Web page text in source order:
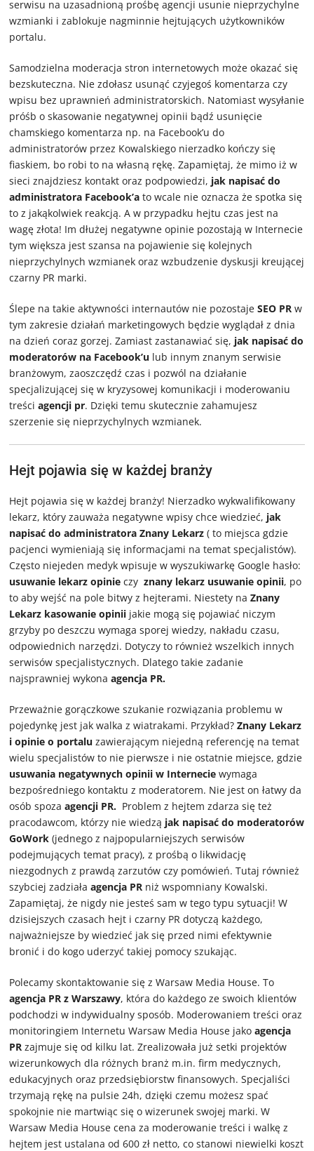
serwisu na uzasadnioną prośbę agencji usunie nieprzychylne
wzmianki i zablokuje nagminnie hejtujących użytkowników
portalu.
Samodzielna moderacja stron internetowych może okazać się
bezskuteczna. Nie zdołasz usunąć czyjegoś komentarza czy
wpisu bez uprawnień administratorskich. Natomiast wysyłanie
próśb o skasowanie negatywnej opinii bądź usunięcie
chamskiego komentarza np. na Facebook’u do
administratorów przez Kowalskiego nierzadko kończy się
fiaskiem, bo robi to na własną rękę. Zapamiętaj, że mimo iż w
sieci znajdziesz kontakt oraz podpowiedzi, jak napisać do
administratora Facebook’a to wcale nie oznacza że spotka się
to z jakąkolwiek reakcją. A w przypadku hejtu czas jest na
wagę złota! Im dłużej negatywne opinie pozostają w Internecie
tym większa jest szansa na pojawienie się kolejnych
nieprzychylnych wzmianek oraz wzbudzenie dyskusji kreującej
czarny PR marki.
Ślepe na takie aktywności internautów nie pozostajeSEO PR w
tym zakresie działań marketingowych będzie wyglądał z dnia
na dzień coraz gorzej. Zamiast zastanawiać się, jak napisać do
moderatorów na Facebook’u lub innym znanym serwisie
branżowym, zaoszczędź czas i pozwól na działanie
specjalizującej się w kryzysowej komunikacji i moderowaniu
treściagencji pr. Dzięki temu skutecznie zahamujesz
szerzenie się nieprzychylnych wzmianek.
Hejt pojawia się w każdej branży
Hejt pojawia się w każdej branży! Nierzadko wykwalifikowany
lekarz, który zauważa negatywne wpisy chce wiedzieć, jak
napisać do administratora Znany Lekarz ( to miejsca gdzie
pacjenci wymieniają się informacjami na temat specjalistów).
Często niejeden medyk wpisuje w wyszukiwarkę Google hasło:
usuwanie lekarz opinie czyznany lekarz usuwanie opinii, po
to aby wejść na pole bitwy z hejterami. Niestety naZnany
Lekarz kasowanie opinii jakie mogą się pojawiać niczym
grzyby po deszczu wymaga sporej wiedzy, nakładu czasu,
odpowiednich narzędzi. Dotyczy to również wszelkich innych
serwisów specjalistycznych. Dlatego takie zadanie
najsprawniej wykonaagencja PR.
Przeważnie gorączkowe szukanie rozwiązania problemu w
pojedynkę jest jak walka z wiatrakami. Przykład?Znany Lekarz
i opinie o portalu zawierającym niejedną referencję na temat
wielu specjalistów to nie pierwsze i nie ostatnie miejsce, gdzie
usuwania negatywnych opinii w Internecie wymaga
bezpośredniego kontaktu z moderatorem. Nie jest on łatwy da
osób spozaagencji PR. Problem z hejtem zdarza się też
pracodawcom, którzy nie wiedzą jak napisać do moderatorów
GoWork (jednego z najpopularniejszych serwisów
podejmujących temat pracy), z prośbą o likwidację
niezgodnych z prawdą zarzutów czy pomówień. Tutaj również
szybciej zadziałaagencja PR niż wspomniany Kowalski.
Zapamiętaj, że nigdy nie jesteś sam w tego typu sytuacji! W
dzisiejszych czasach hejt i czarny PR dotyczą każdego,
najważniejsze by wiedzieć jak się przed nimi efektywnie
bronić i do kogo uderzyć takiej pomocy szukając.
Polecamy skontaktowanie się z Warsaw Media House. To
agencja PR z Warszawy, która do każdego ze swoich klientów
podchodzi w indywidualny sposób. Moderowaniem treści oraz
monitoringiem Internetu Warsaw Media House jakoagencja
PR zajmuje się od kilku lat. Zrealizowała już setki projektów
wizerunkowych dla różnych branż m.in. firm medycznych,
edukacyjnych oraz przedsiębiorstw finansowych. Specjaliści
trzymają rękę na pulsie 24h, dzięki czemu możesz spać
spokojnie nie martwiąc się o wizerunek swojej marki. W
Warsaw Media House cena za moderowanie treści i walkę z
hejtem jest ustalana od 600 zł netto, co stanowi niewielki koszt